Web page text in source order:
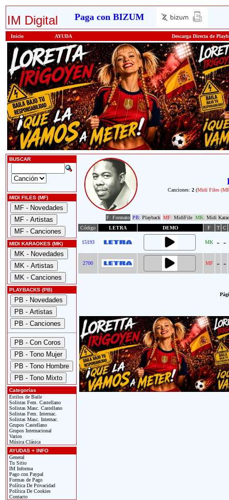
IM Digital Paga con BIZUM
Inicio AYUDA Descarga Directa de
BUSCAR
MIDI FILES (MF)
MIDI KARAOKES (MK)
PLAYBACKS (PB)
Categorías
Estilos de Baile
Solistas Fem. Castellano
Solistas Masc. Castellano
Solistas Fem. Internac.
Solistas Masc. Internac.
Grupos Castellano
Grupos Internacional
Varios
Música Clásica
AYUDAS + INFO
General
Tu Sitio
IM Informa
Pago con Paypal
Formas de Pago
Política De Privacidad
Política De Cookies
Contacto
Canciones: 2 (Midi Files
F: Formato PB: Playback MF: MidiFile MK: Midi
Código
LETRA DEMO F T C
15193 MK - -
2700 MF - -